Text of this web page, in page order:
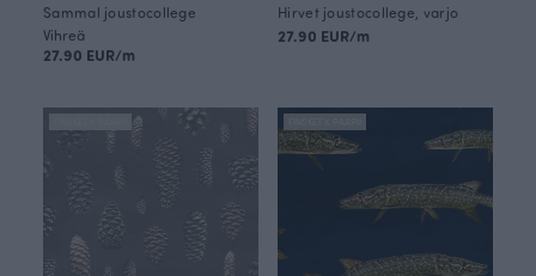
Sammal joustocollege
Vihreä
27.90 EUR/m
Hirvet joustocollege, varjo
27.90 EUR/m